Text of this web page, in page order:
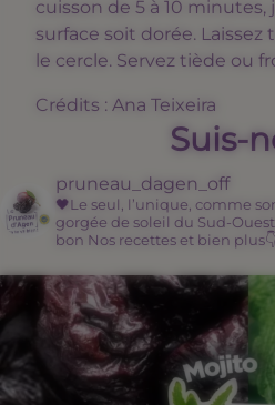
cuisson de 5 à 10 minutes,
surface soit dorée.
le cercle. Servez tiède ou
Crédits : Ana Teixeira
Suis-
pruneau_dagen_off
🖤Le seul, l’unique, comme
gorgée de soleil du Sud-Ouest
bon Nos recettes et bien plus👇